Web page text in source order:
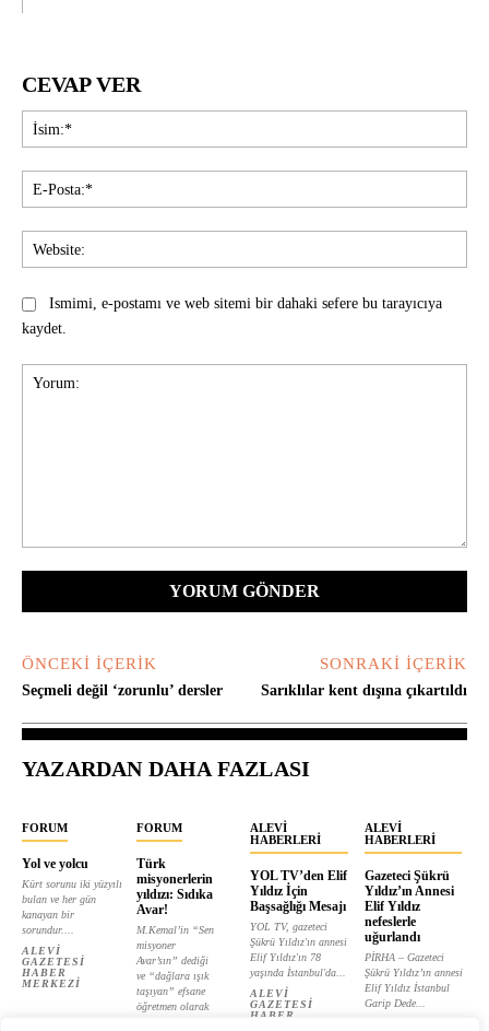
CEVAP VER
Ismimi, e-postamı ve web sitemi bir dahaki sefere bu tarayıcıya
kaydet.
ÖNCEKI İÇERIK
Seçmeli değil ‘zorunlu’ dersler
SONRAKI İÇERIK
Sarıklılar kent dışına çıkartıldı
YAZARDAN DAHA FAZLASI
FORUM
Yol ve yolcu
Kürt sorunu iki yüzyılı
bulan ve her gün
kanayan bir
sorundur....
ALEVI
GAZETESI
HABER
MERKEZI
FORUM
Türk
misyonerlerin
yıldızı: Sıdıka
Avar!
M.Kemal’in “Sen
misyoner
Avar’sın” dediği
ve “dağlara ışık
taşıyan” efsane
öğretmen olarak
ALEVI
HABERLERI
YOL TV’den Elif
Yıldız İçin
Başsağlığı Mesajı
YOL TV, gazeteci
Şükrü Yıldız'ın annesi
Elif Yıldız'ın 78
yaşında İstanbul'da...
ALEVI
GAZETESI
HABER
ALEVI
HABERLERI
Gazeteci Şükrü
Yıldız’ın Annesi
Elif Yıldız
nefeslerle
uğurlandı
PİRHA – Gazeteci
Şükrü Yıldız’ın annesi
Elif Yıldız İstanbul
Garip Dede...